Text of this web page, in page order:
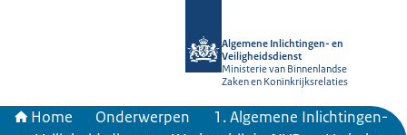
Algemene Inlichtingen- en
Veiligheidsdienst
Ministerie van Binnenlandse
Zaken en Koninkrijksrelaties
Home Onderwerpen
1. Algemene Inlichtingen-